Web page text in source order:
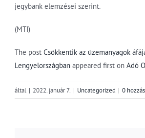
jegybank elemzései szerint.
(MTI)
The post Csökkentik az üzemanyagok
Lengyelországban appeared first on Adó
által | 2022. január 7. | Uncategorized | 0